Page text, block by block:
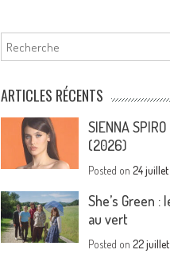
Rechercher
ARTICLES RÉCENTS
SIENNA
(2026)
Posted on24
She’s Green :
au vert
Posted on22